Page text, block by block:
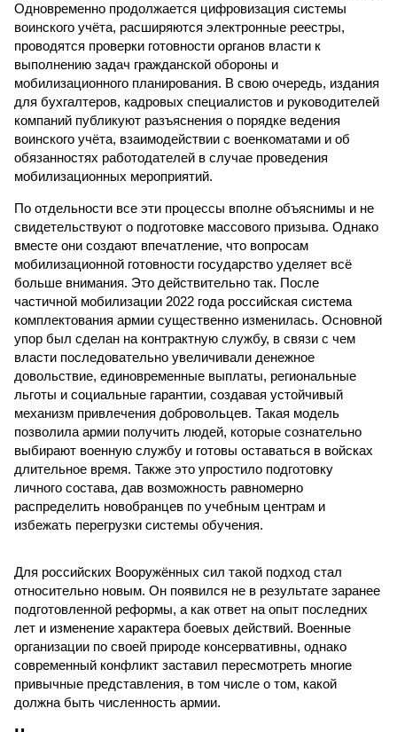
Одновременно продолжается цифровизация системы
воинского учёта, расширяются электронные реестры,
проводятся проверки готовности органов власти к
выполнению задач гражданской обороны и
мобилизационного планирования. В свою очередь, издания
для бухгалтеров, кадровых специалистов и руководителей
компаний публикуют разъяснения о порядке ведения
воинского учёта, взаимодействии с военкоматами и об
обязанностях работодателей в случае проведения
мобилизационных мероприятий.
По отдельности все эти процессы вполне объяснимы и не
свидетельствуют о подготовке массового призыва. Однако
вместе они создают впечатление, что вопросам
мобилизационной готовности государство уделяет всё
больше внимания. Это действительно так. После
частичной мобилизации 2022 года российская система
комплектования армии существенно изменилась. Основной
упор был сделан на контрактную службу, в связи с чем
власти последовательно увеличивали денежное
довольствие, единовременные выплаты, региональные
льготы и социальные гарантии, создавая устойчивый
механизм привлечения добровольцев. Такая модель
позволила армии получить людей, которые сознательно
выбирают военную службу и готовы оставаться в войсках
длительное время. Также это упростило подготовку
личного состава, дав возможность равномерно
распределить новобранцев по учебным центрам и
избежать перегрузки системы обучения.
Для российских Вооружённых сил такой подход стал
относительно новым. Он появился не в результате заранее
подготовленной реформы, а как ответ на опыт последних
лет и изменение характера боевых действий. Военные
организации по своей природе консервативны, однако
современный конфликт заставил пересмотреть многие
привычные представления, в том числе о том, какой
должна быть численность армии.